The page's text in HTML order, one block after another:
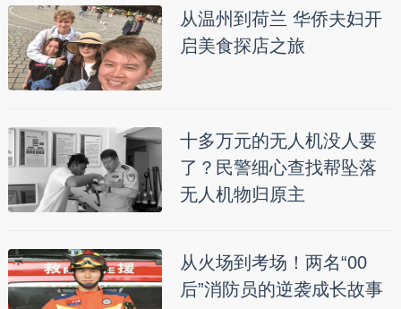
从温州到荷兰 华侨夫妇开
启美食探店之旅
十多万元的无人机没人要
了？民警细心查找帮坠落
无人机物归原主
从火场到考场！两名“00
后”消防员的逆袭成长故事